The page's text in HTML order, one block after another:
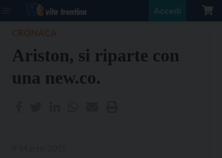
Accedi
Ariston, si riparte con
una new.co.